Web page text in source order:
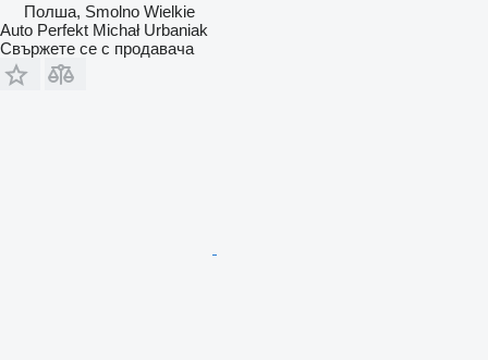
Полша, Smolno Wielkie
Auto Perfekt Michał Urbaniak
Свържете се с продавача